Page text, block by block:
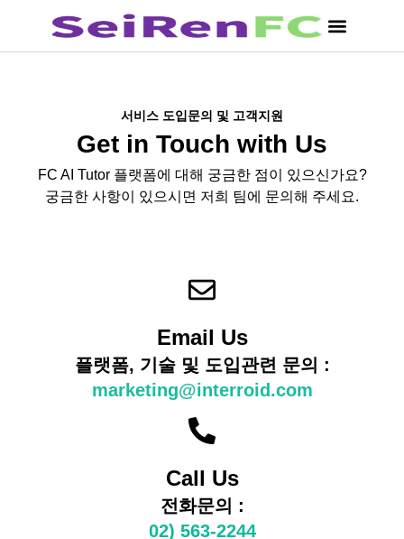
서비스 도입문의 및 고객지원
Get in Touch with Us
FC AI Tutor 플랫폼에 대해 궁금한 점이 있으신가요?
궁금한 사항이 있으시면 저희 팀에 문의해 주세요.
Email Us
플랫폼, 기술 및 도입관련 문의 :
marketing@interroid.com
Call Us
전화문의 :
02) 563-2244